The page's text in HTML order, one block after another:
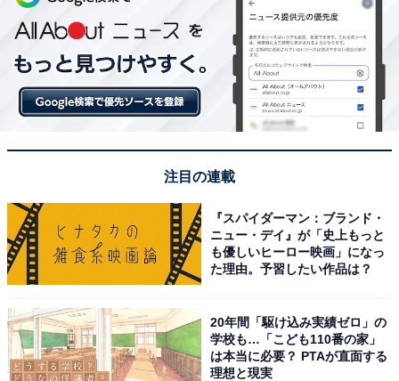
れてとても気持ちよかったです。肌がしっとりして
デトックス感もあり、女性にはぜひ体験してほしい
サウナです。
理がどれも美味しかったです。漫画コーナーも充実
せました。
次ページ
「尾道平原温泉 ぽっぽの湯」のア
クセスや料金情報も見る
注目の連載
『スパイダーマン：ブランド・
ニュー・デイ』が「史上もっと
も優しいヒーロー映画」になっ
た理由。予習したい作品は？
20年間「駆け込み実績ゼロ」の
学校も…「こども110番の家」
は本当に必要？ PTAが直面する
理想と現実